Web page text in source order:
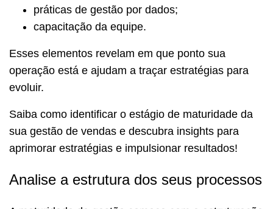
práticas de gestão por dados;
capacitação da equipe.
Esses elementos revelam em que ponto sua
operação está e ajudam a traçar estratégias para
evoluir.
Saiba como identificar o estágio de maturidade da
sua gestão de vendas e descubra insights para
aprimorar estratégias e impulsionar resultados!
Analise a estrutura dos seus processos